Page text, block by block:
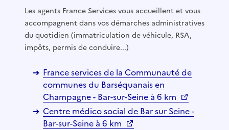
Les agents France Services vous accueillent et vous
accompagnent dans vos démarches administratives
du quotidien (immatriculation de véhicule, RSA,
impôts, permis de conduire...)
France services de la Communauté de
communes du Barséquanais en
Champagne - Bar-sur-Seine à 6 km
Centre médico social de Bar sur Seine -
Bar-sur-Seine à 6 km